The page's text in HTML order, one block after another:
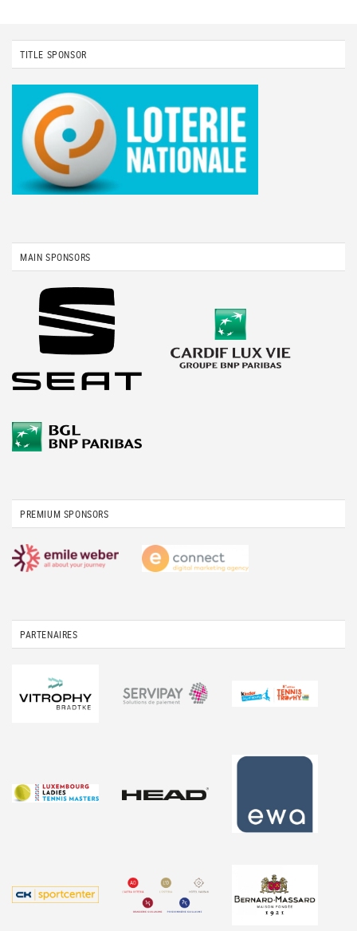
TITLE SPONSOR
MAIN SPONSORS
PREMIUM SPONSORS
PARTENAIRES